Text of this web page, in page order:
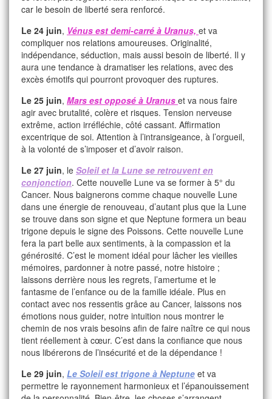
car le besoin de liberté sera renforcé.
Le 24 juin, Vénus est demi-carré à Uranus, et va
compliquer nos relations amoureuses. Originalité,
indépendance, séduction, mais aussi besoin de liberté. Il y
aura une tendance à dramatiser les relations, avec des
excès émotifs qui pourront provoquer des ruptures.
Le 25 juin, Mars est opposé à Uranus et va nous faire
agir avec brutalité, colère et risques. Tension nerveuse
extrême, action irréfléchie, côté cassant. Affirmation
excentrique de soi. Attention à l’intransigeance, à l’orgueil,
à la volonté de s’imposer et d’avoir raison.
Le 27 juin, le Soleil et la Lune se retrouvent en
conjonction. Cette nouvelle Lune va se former à 5° du
Cancer. Nous baignerons comme chaque nouvelle Lune
dans une énergie de renouveau, d’autant plus que la Lune
se trouve dans son signe et que Neptune formera un beau
trigone depuis le signe des Poissons. Cette nouvelle Lune
fera la part belle aux sentiments, à la compassion et la
générosité. C’est le moment idéal pour lâcher les vieilles
mémoires, pardonner à notre passé, notre histoire ;
laissons derrière nous les regrets, l’amertume et le
fantasme de l’enfance ou de la famille idéale. Plus en
contact avec nos ressentis grâce au Cancer, laissons nos
émotions nous guider, notre intuition nous montrer le
chemin de nos vrais besoins afin de faire naître ce qui nous
tient réellement à cœur. C’est dans la confiance que nous
nous libérerons de l’insécurité et de la dépendance !
Le 29 juin, Le Soleil est trigone à Neptune et va
permettre le rayonnement harmonieux et l’épanouissement